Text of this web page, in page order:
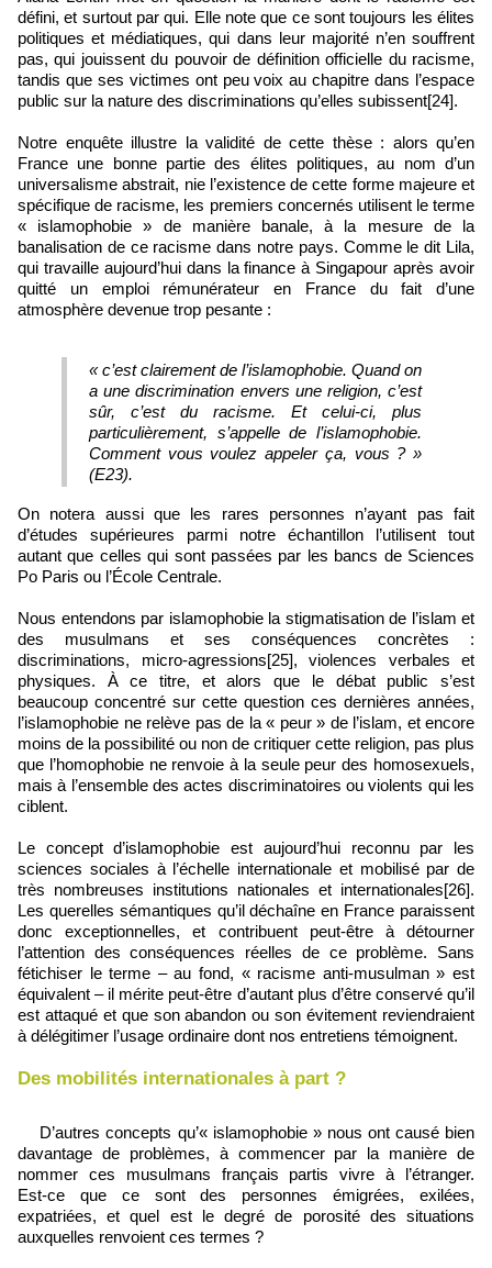
défini, et surtout par qui. Elle note que ce sont toujours les élites
politiques et médiatiques, qui dans leur majorité n’en souffrent
pas, qui jouissent du pouvoir de définition officielle du racisme,
tandis que ses victimes ont peu voix au chapitre dans l’espace
public sur la nature des discriminations qu’elles subissent[24].
Notre enquête illustre la validité de cette thèse : alors qu’en
France une bonne partie des élites politiques, au nom d’un
universalisme abstrait, nie l’existence de cette forme majeure et
spécifique de racisme, les premiers concernés utilisent le terme
« islamophobie » de manière banale, à la mesure de la
banalisation de ce racisme dans notre pays. Comme le dit Lila,
qui travaille aujourd’hui dans la finance à Singapour après avoir
quitté un emploi rémunérateur en France du fait d’une
atmosphère devenue trop pesante :
« c’est clairement de l’islamophobie. Quand on
a une discrimination envers une religion, c’est
sûr, c’est du racisme. Et celui‑ci, plus
particulièrement, s’appelle de l’islamophobie.
Comment vous voulez appeler ça, vous ? »
(E23).
On notera aussi que les rares personnes n’ayant pas fait
d’études supérieures parmi notre échantillon l’utilisent tout
autant que celles qui sont passées par les bancs de Sciences
Po Paris ou l’École Centrale.
Nous entendons par islamophobie la stigmatisation de l’islam et
des musulmans et ses conséquences concrètes :
discriminations, micro‑agressions[25], violences verbales et
physiques. À ce titre, et alors que le débat public s’est
beaucoup concentré sur cette question ces dernières années,
l’islamophobie ne relève pas de la « peur » de l’islam, et encore
moins de la possibilité ou non de critiquer cette religion, pas plus
que l’homophobie ne renvoie à la seule peur des homosexuels,
mais à l’ensemble des actes discriminatoires ou violents qui les
ciblent.
Le concept d’islamophobie est aujourd’hui reconnu par les
sciences sociales à l’échelle internationale et mobilisé par de
très nombreuses institutions nationales et internationales[26].
Les querelles sémantiques qu’il déchaîne en France paraissent
donc exceptionnelles, et contribuent peut‑être à détourner
l’attention des conséquences réelles de ce problème. Sans
fétichiser le terme – au fond, « racisme anti‑musulman » est
équivalent – il mérite peut‑être d’autant plus d’être conservé qu’il
est attaqué et que son abandon ou son évitement reviendraient
à délégitimer l’usage ordinaire dont nos entretiens témoignent.
Des mobilités internationales à part ?
D’autres concepts qu’« islamophobie » nous ont causé bien
davantage de problèmes, à commencer par la manière de
nommer ces musulmans français partis vivre à l’étranger.
Est‑ce que ce sont des personnes émigrées, exilées,
expatriées, et quel est le degré de porosité des situations
auxquelles renvoient ces termes ?